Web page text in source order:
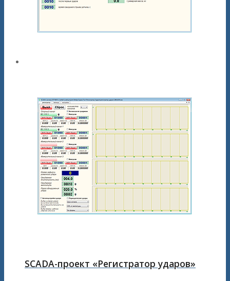
SCADA-проект «Регистратор ударов»